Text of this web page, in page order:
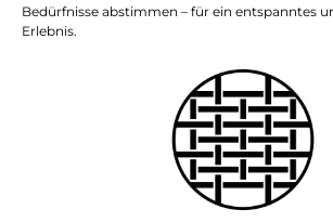
Bedürfnisse abstimmen – für ein entspanntes
Erlebnis.